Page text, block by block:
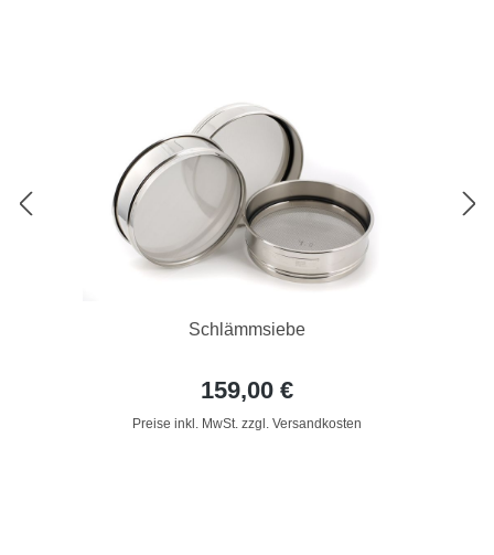
Schlämmsiebe
159,00 €
Preise inkl. MwSt. zzgl. Versandkosten